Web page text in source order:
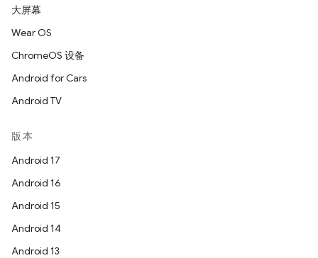
大屏幕
Wear OS
ChromeOS 设备
Android for Cars
Android TV
版本
Android 17
Android 16
Android 15
Android 14
Android 13